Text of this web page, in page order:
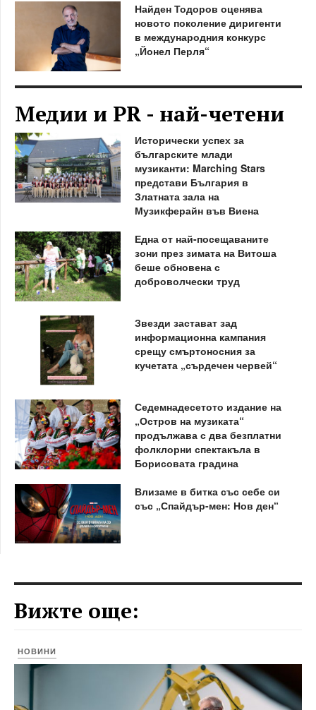
Найден Тодоров оценява
новото поколение диригенти
в международния конкурс
„Йонел Перля“
Медии и PR - най-четени
Исторически успех за
българските млади
музиканти: Marching Stars
представи България в
Златната зала на
Музикферайн във Виена
Една от най-посещаваните
зони през зимата на Витоша
беше обновена с
доброволчески труд
Звезди застават зад
информационна кампания
срещу смъртоносния за
кучетата „сърдечен червей“
Седемнадесетото издание на
„Остров на музиката“
продължава с два безплатни
фолклорни спектакъла в
Борисовата градина
Влизаме в битка със себе си
със „Спайдър-мен: Нов ден“
Вижте още:
НОВИНИ